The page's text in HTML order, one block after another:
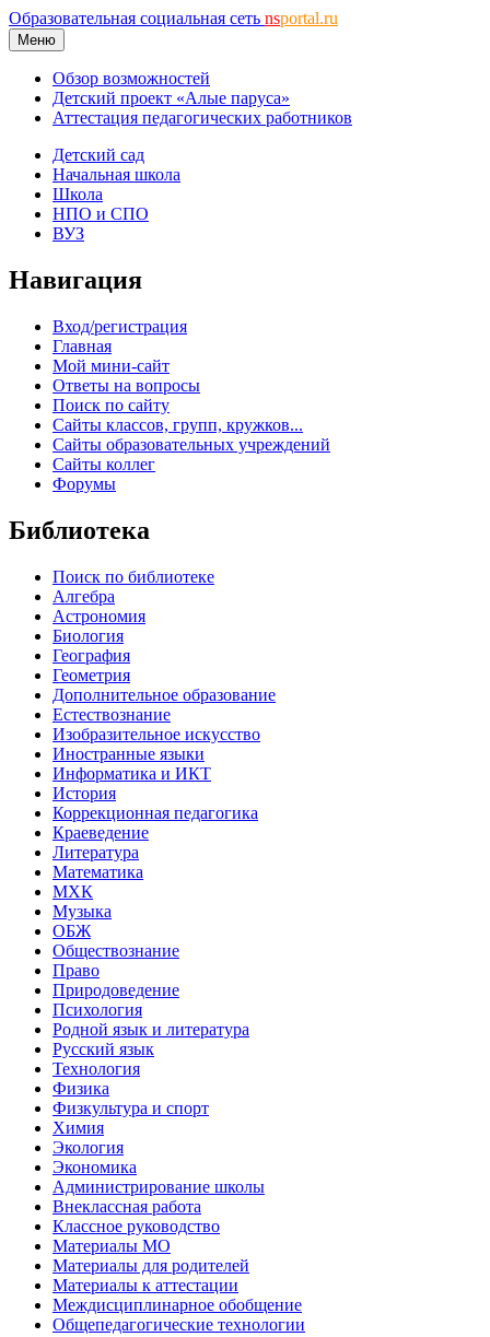
Образовательная социальная сеть nsportal.ru
Меню
Обзор возможностей
Детский проект «Алые паруса»
Аттестация педагогических работников
Детский сад
Начальная школа
Школа
НПО и СПО
ВУЗ
Навигация
Вход/регистрация
Главная
Мой мини-сайт
Ответы на вопросы
Поиск по сайту
Сайты классов, групп, кружков...
Сайты образовательных учреждений
Сайты коллег
Форумы
Библиотека
Поиск по библиотеке
Алгебра
Астрономия
Биология
География
Геометрия
Дополнительное образование
Естествознание
Изобразительное искусство
Иностранные языки
Информатика и ИКТ
История
Коррекционная педагогика
Краеведение
Литература
Математика
МХК
Музыка
ОБЖ
Обществознание
Право
Природоведение
Психология
Родной язык и литература
Русский язык
Технология
Физика
Физкультура и спорт
Химия
Экология
Экономика
Администрирование школы
Внеклассная работа
Классное руководство
Материалы МО
Материалы для родителей
Материалы к аттестации
Междисциплинарное обобщение
Общепедагогические технологии